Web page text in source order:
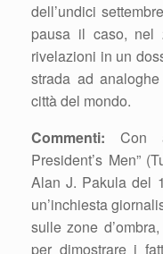
dell’undici
pausa il caso, nel
rivelazioni in un
strada ad
città del mondo.
Commenti: Con
President’s Men”
Alan J. Pakula del
un’inchiesta
sulle zone
per dimostrare i